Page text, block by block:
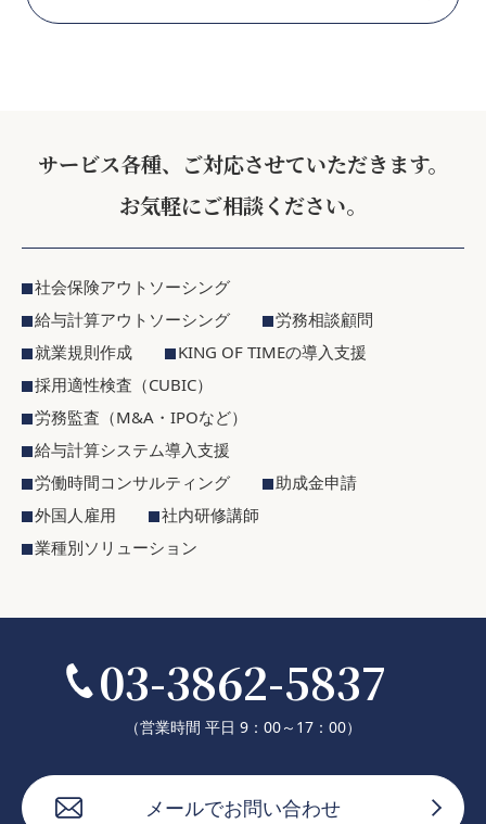
サービス各種、ご対応させていただきます。
お気軽にご相談ください。
社会保険アウトソーシング
給与計算アウトソーシング
労務相談顧問
就業規則作成
KING OF TIMEの導入支援
採用適性検査（CUBIC）
労務監査（M&A・IPOなど）
給与計算システム導入支援
労働時間コンサルティング
助成金申請
外国人雇用
社内研修講師
業種別ソリューション
03-3862-5837
（営業時間 平日 9：00～17：00）
メールでお問い合わせ